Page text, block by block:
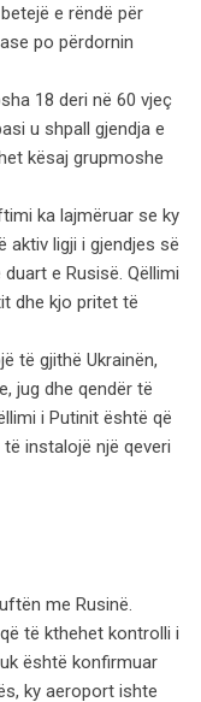
e rëndë për
po përdornin
18 deri në 60 vjeç
u shpall gjendja e
kësaj grupmoshe
ka lajmëruar se ky
aktiv ligji i gjendjes së
e Rusisë. Qëllimi
dhe kjo pritet të
të gjithë Ukrainën,
jug dhe qendër të
i Putinit është që
instalojë një qeveri
me Rusinë.
të kthehet kontrolli i
është konfirmuar
ky aeroport ishte